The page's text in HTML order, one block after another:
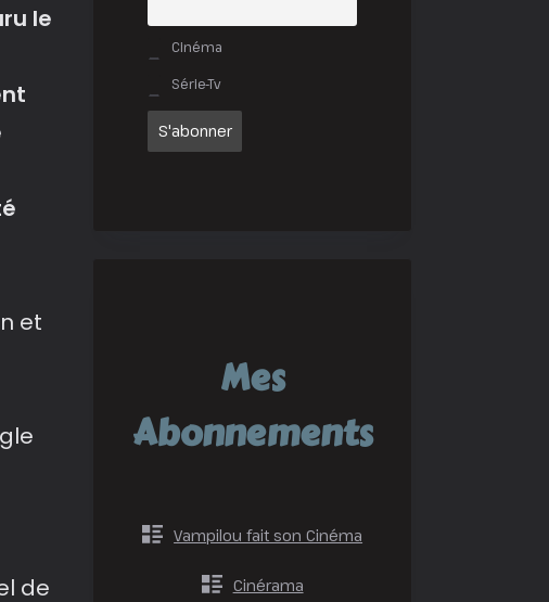
le
et
de
Cinéma
Série-Tv
Mes
Abonnements
Vampilou fait son Cinéma
Cinérama